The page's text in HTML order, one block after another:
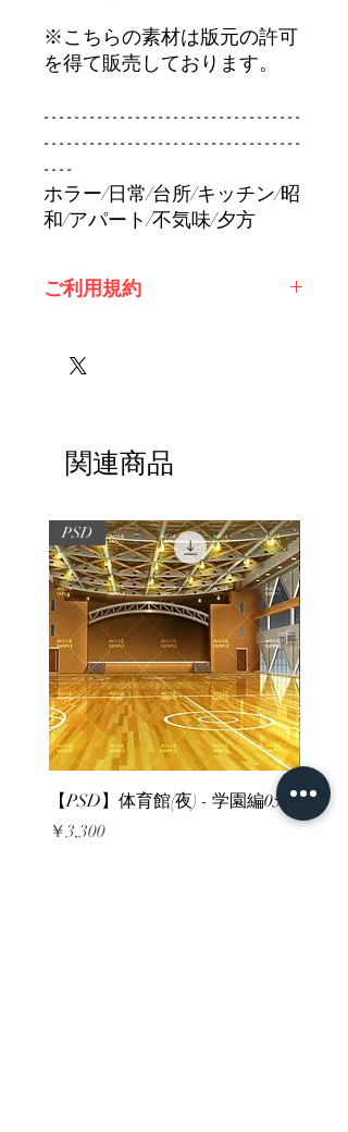
※こちらの素材は版元の許可
を得て販売しております。
----------------------------------
----------------------------------
----
ホラー/日常/台所/キッチン/昭
和/アパート/不気味/夕方
ご利用規約
関連商品
PSD
【PSD】体育館(夜) - 学園編05
価格
￥3,300
【
価格
￥3,300